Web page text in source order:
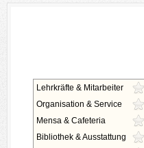
Lehrkräfte & Mitarbeiter
Organisation & Service
Mensa & Cafeteria
Bibliothek & Ausstattung